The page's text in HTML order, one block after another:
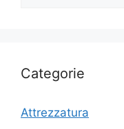
Categorie
Attrezzatura